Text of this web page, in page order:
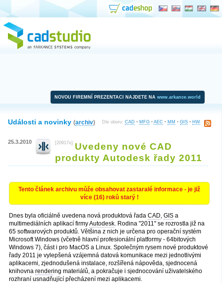
NOVOU FIREMNÍ PREZENTACI NAJDETE NA www.arkance.world
Dle oboru: CAD • MFG • AEC • MM • GIS • HW
Události a novinky (archiv)
25.3.2010 [20917x]
Uvedeny nové CAD
produkty Autodesk řady 2011
Tento článek archivu může obsahovat zastaralé informace - je již
více (16) roků starý !
Dnes byla oficiálně uvedena nová produktová řada CAD, GIS a
multimediálních aplikací firmyAutodesk. Rodina "2011" se rozrostla již na
65 softwarových produktů. Většina z nich je určena pro operační systém
Microsoft Windows (včetně hlavní profesionální platformy - 64bitových
Windows 7), část i pro MacOS a Linux. Společným rysem nové produktové
řady 2011 je vylepšená vzájemná datová komunikace mezi jednotlivými
aplikacemi, zjednodušená instalace, rozšířená nápověda, sjednocená
knihovna rendering materiálů, a pokračuje i sjednocování uživatelského
rozhraní usnadňující přecházení mezi aplikacemi.